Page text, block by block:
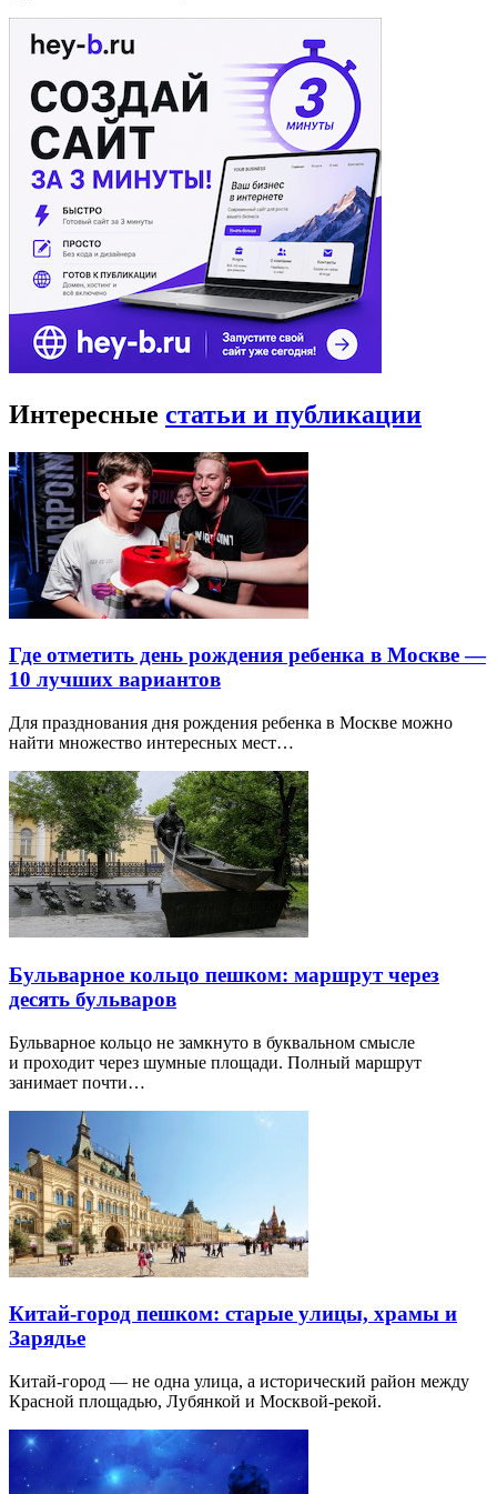
Интересные статьи и публикации
Где отметить день рождения ребенка в Москве —
10 лучших вариантов
Для празднования дня рождения ребенка в Москве можно
найти множество интересных мест…
Бульварное кольцо пешком: маршрут через
десять бульваров
Бульварное кольцо не замкнуто в буквальном смысле
и проходит через шумные площади. Полный маршрут
занимает почти…
Китай-город пешком: старые улицы, храмы и
Зарядье
Китай-город — не одна улица, а исторический район между
Красной площадью, Лубянкой и Москвой-рекой.